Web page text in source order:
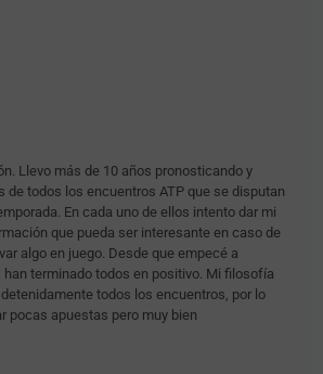
Llevo más de 10 años pronosticando y
de todos los encuentros ATP que se disputan
En cada uno de ellos intento dar mi
que pueda ser interesante en caso de
algo en juego. Desde que empecé a
han terminado todos en positivo. Mi filosofía
todos los encuentros, por lo
pocas apuestas pero muy bien